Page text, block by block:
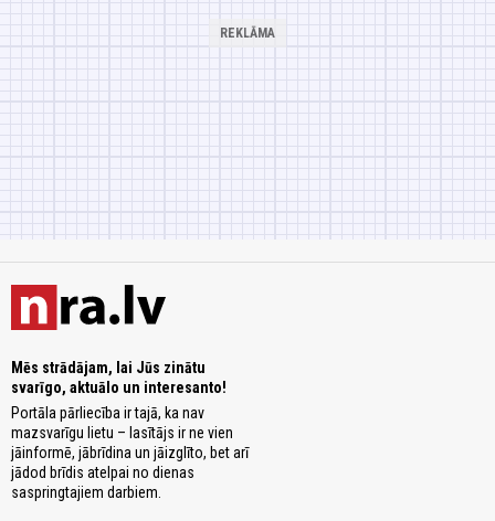
Mēs strādājam, lai Jūs zinātu
svarīgo, aktuālo un interesanto!
Portāla pārliecība ir tajā, ka nav
mazsvarīgu lietu – lasītājs ir ne vien
jāinformē, jābrīdina un jāizglīto, bet arī
jādod brīdis atelpai no dienas
saspringtajiem darbiem.